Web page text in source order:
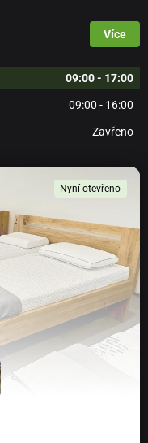
Více
09:00 - 17:00
09:00 - 16:00
Zavřeno
Nyní otevřeno